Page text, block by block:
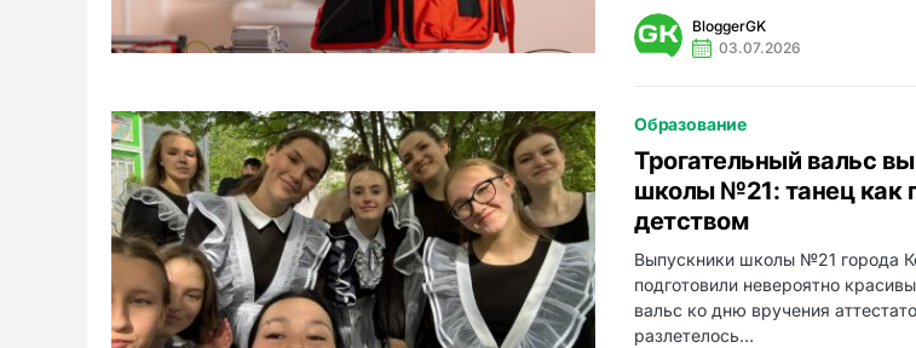
BloggerGK
03.07.2026
Образование
Трогательный вальс
школы №21: танец как
детством
Выпускники школы №21 города
подготовили невероятно
вальс ко дню вручения
разлетелось…